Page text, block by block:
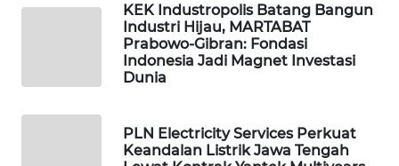
KEK Industropolis Batang Bangun
Industri Hijau, MARTABAT
Prabowo-Gibran: Fondasi
Indonesia Jadi Magnet Investasi
Dunia
PLN Electricity Services Perkuat
Keandalan Listrik Jawa Tengah
Network